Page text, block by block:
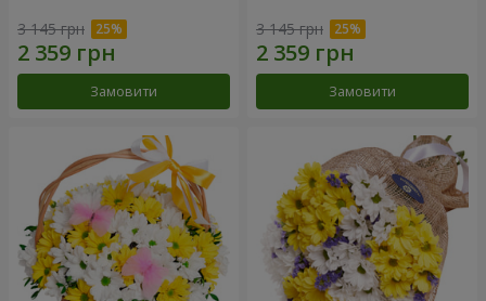
3 145 грн
Замовити
3 145 грн
Замовити